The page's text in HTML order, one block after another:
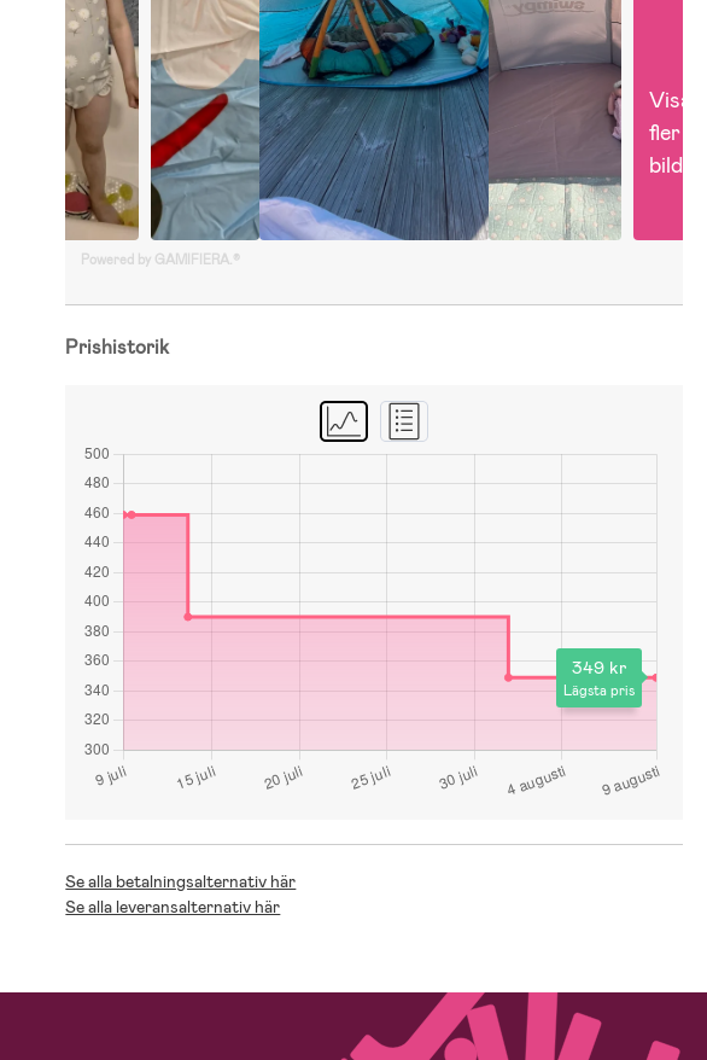
Visa
fler
bilder
Powered by GAMIFIERA.®
Prishistorik
349 kr
Lägsta pris
Se alla betalningsalternativ här
Se alla leveransalternativ här